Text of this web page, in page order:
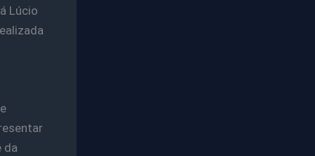
Lúcio
da